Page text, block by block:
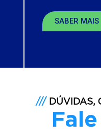
SABER MAIS
/// DÚVIDAS,